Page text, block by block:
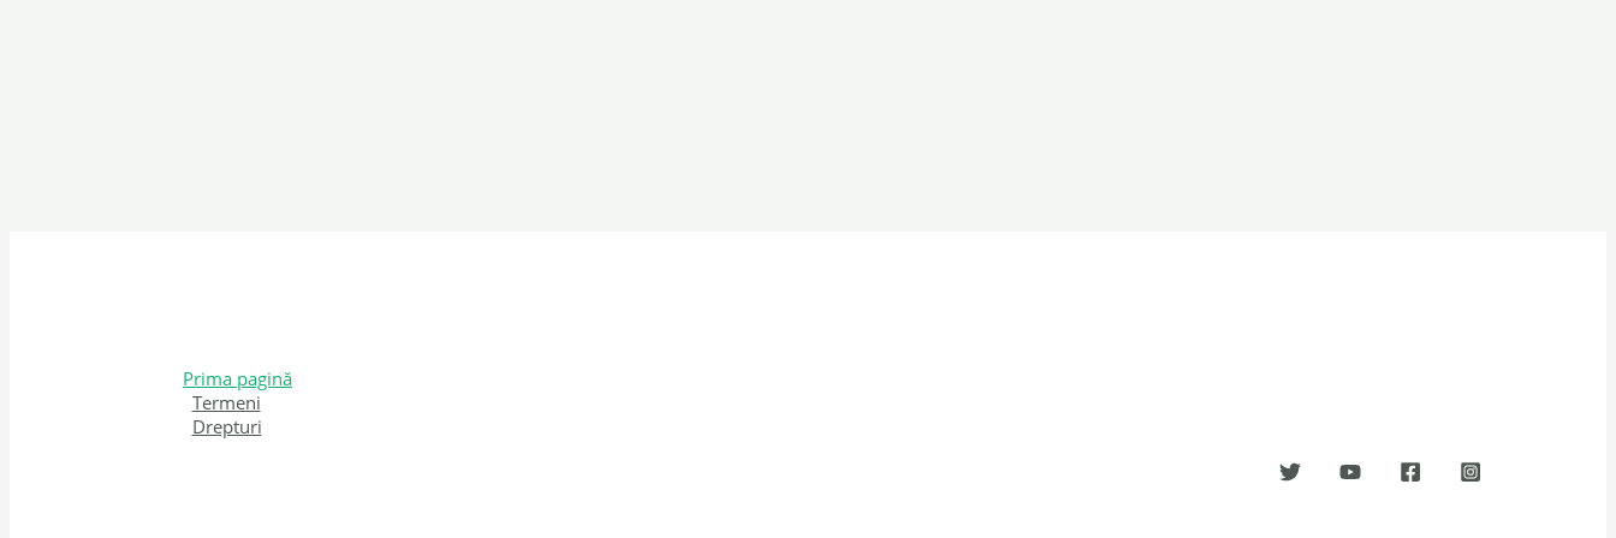
Prima pagină
Termeni
Drepturi